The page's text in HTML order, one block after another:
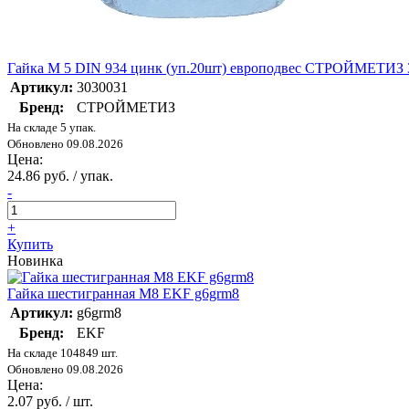
Гайка М 5 DIN 934 цинк (уп.20шт) европодвес СТРОЙМЕТИЗ
Артикул: 3030031
Бренд:
СТРОЙМЕТИЗ
На складе 5 упак.
Обновлено 09.08.2026
Цена:
24.86 руб. / упак.
-
+
Купить
Новинка
Гайка шестигранная М8 EKF g6grm8
Артикул: g6grm8
Бренд:
EKF
На складе 104849 шт.
Обновлено 09.08.2026
Цена:
2.07 руб. / шт.